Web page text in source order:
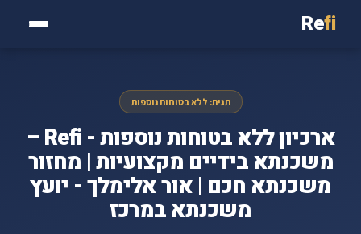
Refi
תגית: ללא בטוחות נוספות
ארכיון ללא בטוחות נוספות - Refi –
משכנתא בידיים מקצועיות | מחזור
משכנתא חכם | אור אלימלך - יועץ
משכנתא במרכז